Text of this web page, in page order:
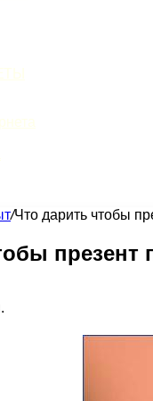
/Что дарить чтобы
презент